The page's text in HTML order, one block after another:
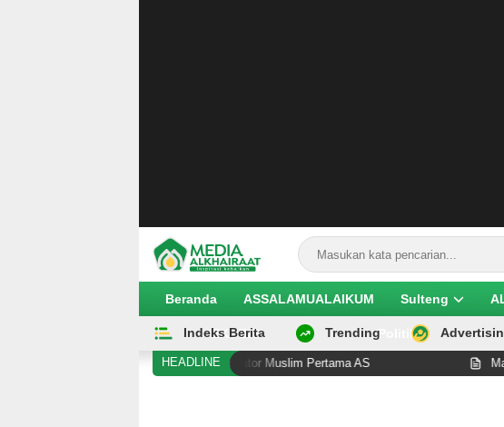
Beranda ASSALAMUALAIKUM Sulteng
EKOBIS Politik
Indeks Berita Trending
HEADLINE
Cetak Sejarah sebagai Senator Muslim Pertama AS Mayat